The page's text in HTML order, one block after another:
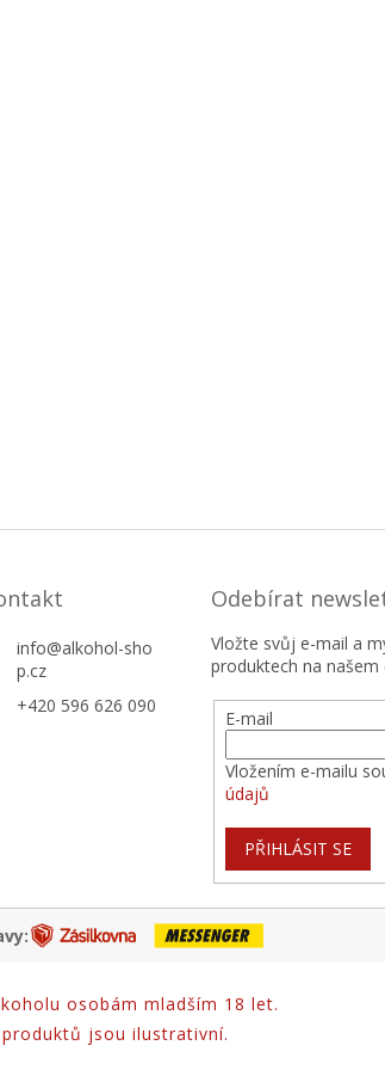
info@alkohol-sho
p.cz
+420 596 626 090
Odebírat
Vložte svůj e-mail a
produktech na našem
E-mail
Vložením e-mailu
údajů
PŘIHLÁSIT SE
osobám mladším 18 let.
jsou ilustrativní.